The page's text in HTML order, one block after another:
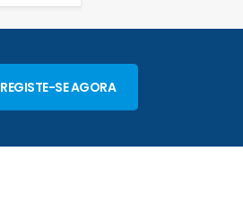
REGISTE-SE AGORA